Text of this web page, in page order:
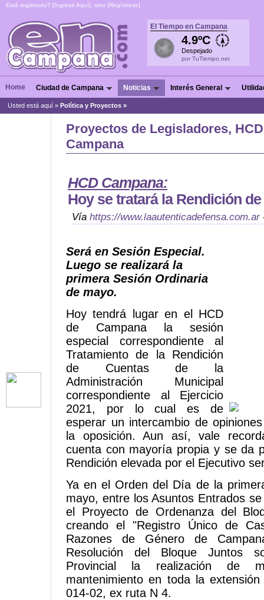
Está registrado? [Ingrese Aquí], sino [Regístrese]
El Tiempo en Campana
4.9ºC
Despejado
por TuTiempo.net
Home Ciudad de Campana Noticias Interés General
Usted está aquí » Política y Proyectos »
Proyectos de Legisladores,
Campana
HCD Campana:
Hoy se tratará la Rendición
Vía https://www.laautenticadefensa.com.ar
Será en Sesión Especial.
Luego se realizará la
primera Sesión Ordinaria
de mayo.
Hoy tendrá lugar en el HCD
de Campana la sesión
especial correspondiente al
Tratamiento de la Rendición
de Cuentas de la
Administración Municipal
correspondiente al Ejercicio
2021, por lo cual es de
esperar un intercambio de
la oposición. Aun así, vale
cuenta con mayoría propia y se da
Rendición elevada por el Ejecutivo
Ya en el Orden del Día de la
mayo, entre los Asuntos Entrados
el Proyecto de Ordenanza del
creando el "Registro Único de
Razones de Género de
Resolución del Bloque Juntos
Provincial la realización de
mantenimiento en toda la
014-02, ex ruta N 4.